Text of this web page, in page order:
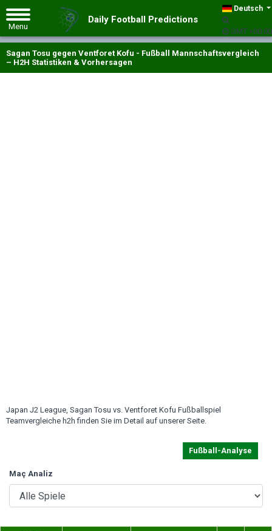
Deutsch
GMT +00:00
Daily Football Predictions
Sagan Tosu gegen Ventforet Kofu - Fußball Mannschaftsvergleich
– H2H Statistiken & Vorhersagen
Japan J2 League, Sagan Tosu vs. Ventforet Kofu Fußballspiel
Teamvergleiche h2h finden Sie im Detail auf unserer Seite.
Fußball-Analyse
Maç Analiz